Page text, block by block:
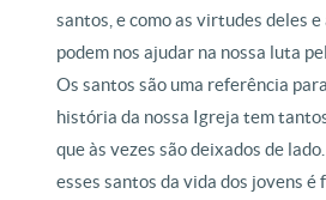
santos, e como as virtudes deles
podem nos ajudar na nossa luta
Os santos são uma referência
história da nossa Igreja tem
que às vezes são deixados de
esses santos da vida dos jovens é